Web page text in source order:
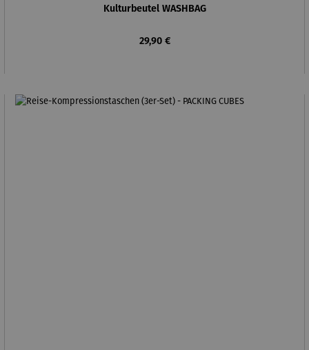
Kulturbeutel WASHBAG
Regulärer Preis:
29,90 €